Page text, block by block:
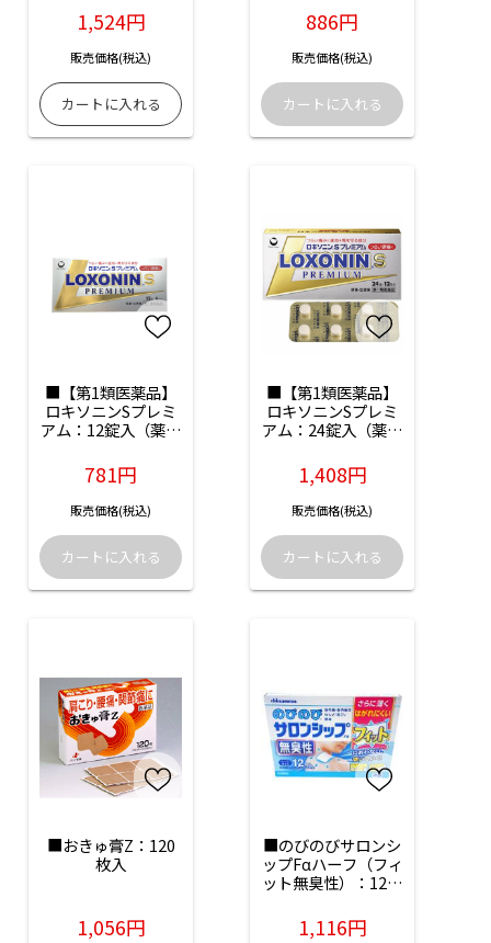
1,524円
販売価格(税込)
の発送となります）
886円
販売価格(税込)
■【第1類医薬品】
ロキソニンSプレミ
アム：12錠入（薬剤
後の発送となりま
す）
781円
販売価格(税込)
■【第1類医薬品】
ロキソニンSプレミ
アム：24錠入（薬剤
後の発送となりま
す）
1,408円
販売価格(税込)
■おきゅ膏Z：120
枚入
1,056円
■のびのびサロンシ
ップFαハーフ（フィ
ット無臭性）：12枚
1,116円